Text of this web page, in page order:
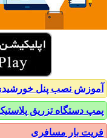
نصب پنل خورشیدی
دستگاه تزریق پلاستیک
بار مسافری